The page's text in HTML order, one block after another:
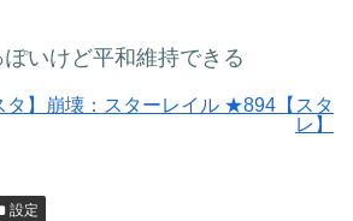
いけど平和維持できる
タ】崩壊：スターレイル ★894【スタ
レ】
設定